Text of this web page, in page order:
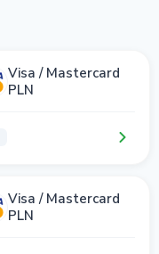
Visa / Mastercard
PLN
Visa / Mastercard
PLN